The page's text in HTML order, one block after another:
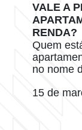
VALE A
RENDA?
Quem
no nome
15 de